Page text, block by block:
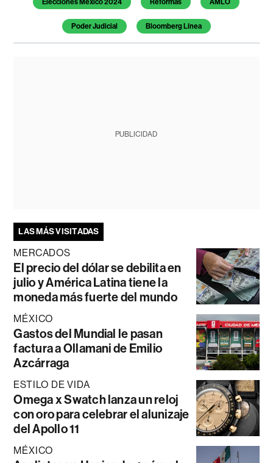
Elecciones México 2024 Reformas AMLO
Poder Judicial Bloomberg Línea
PUBLICIDAD
LAS MÁS VISITADAS
MERCADOS
El precio del dólar se debilita en
julio y América Latina tiene la
moneda más fuerte del mundo
MÉXICO
Gastos del Mundial le pasan
factura a Ollamani de Emilio
Azcárraga
ESTILO DE VIDA
Omega x Swatch lanza un reloj
con oro para celebrar el alunizaje
del Apollo 11
MÉXICO